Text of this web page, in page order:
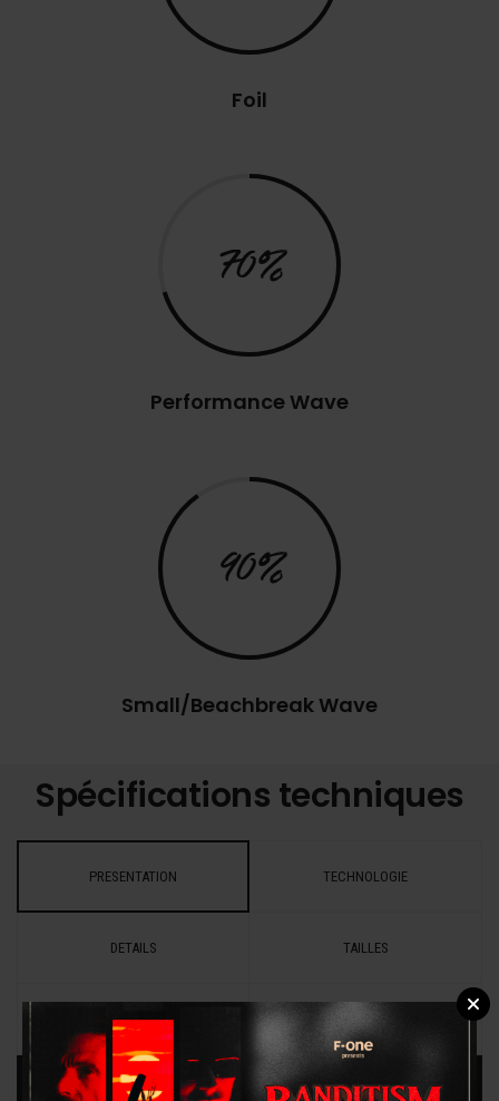
Foil
70%
Performance Wave
90%
Small/Beachbreak Wave
Spécifications techniques
PRESENTATION TECHNOLOGIE
DETAILS TAILLES
MANUEL D'UTILISATION